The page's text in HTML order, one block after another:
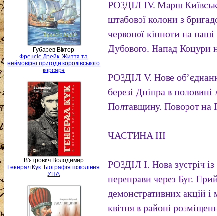
Губарев Віктор
Френсіс Дрейк. Життя та
неймовірні пригоди королівського
корсара
В'ятрович Володимир
Генерал Кук. Біографія покоління
УПА
РОЗДІЛ IV. Марш
штабової колони з
червоної кінноти на
Дубового. Напад Коцури
РОЗДІЛ V. Нове
березі Дніпра в
Полтавщину. Поворот
ЧАСТИНА III
РОЗДІЛ І. Нова зустріч
переправи через Буг.
демонстративних акцій і
квітня в районі